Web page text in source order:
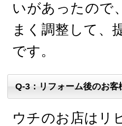
いがあったので
まく調整して、
です。
Q-3：リフォーム後のお
ウチのお店はリ